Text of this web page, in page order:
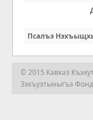
Псалъэ
© 2015 Кавказ
Зэкъуэтыныгъэ Фонд